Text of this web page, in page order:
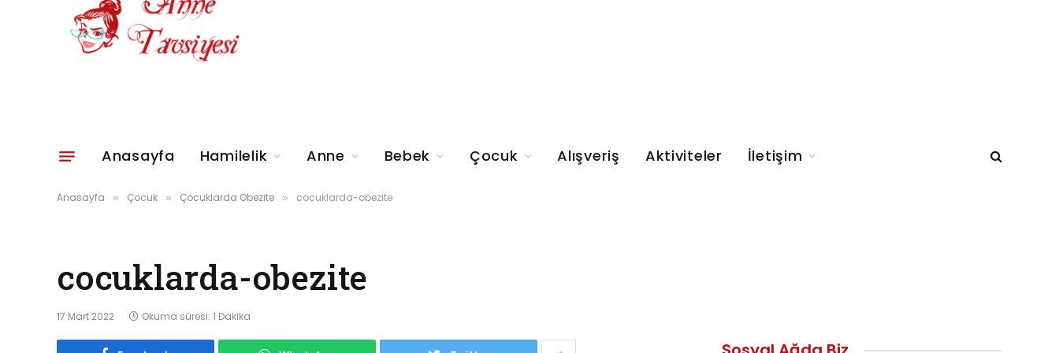
Anasayfa Hamilelik Anne Bebek Çocuk Alışveriş Aktiviteler İletişim
Anasayfa » Çocuk » Çocuklarda Obezite » cocuklarda-obezite
cocuklarda-obezite
17 Mart 2022 Okuma süresi: 1 Dakika